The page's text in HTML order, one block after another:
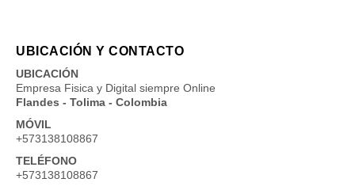
UBICACIÓN Y CONTACTO
UBICACIÓN
Empresa Fisica y Digital siempre Online
Flandes - Tolima - Colombia
MÓVIL
+573138108867
TELÉFONO
+573138108867